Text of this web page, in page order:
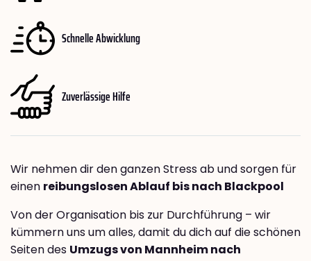
Schnelle Abwicklung
Zuverlässige Hilfe
Wir nehmen dir den ganzen Stress ab und sorgen für
einen reibungslosen Ablauf bis nach Blackpool
Von der Organisation bis zur Durchführung – wir
kümmern uns um alles, damit du dich auf die schönen
Seiten des Umzugs von Mannheim nach